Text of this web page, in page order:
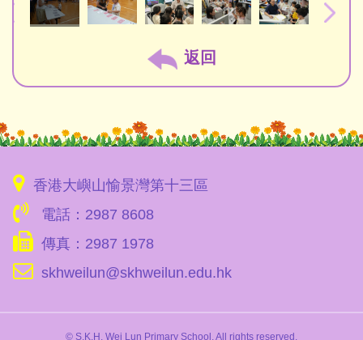
返回
香港大嶼山愉景灣第十三區
電話：2987 8608
傳真：2987 1978
skhweilun@skhweilun.edu.hk
© S.K.H. Wei Lun Primary School. All rights reserved.